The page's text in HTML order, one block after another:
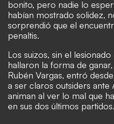
bonito, pero nadie lo
habían mostrado solidez,
sorprendió que el
penaltis.
Los suizos, sin el
hallaron la forma de
Rubén Vargas, entró
a ser claros outsiders ante
animan al ver lo mal que
en sus dos últimos partidos.